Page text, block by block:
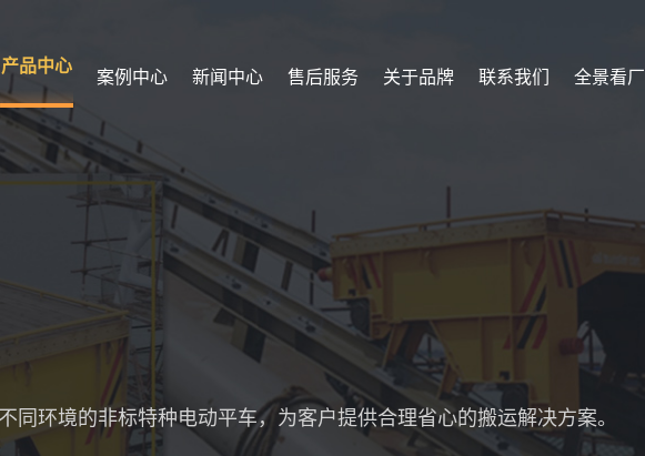
产品中心
案例中心 新闻中心 售后服务 关于品牌 联系我们 全景看厂
同环境的非标特种电动平车，为客户提供合理省心的搬运解决方案。